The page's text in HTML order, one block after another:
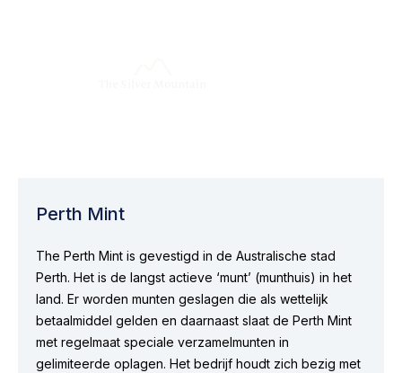
Perth Mint
The Perth Mint is gevestigd in de Australische stad
Perth. Het is de langst actieve ‘munt’ (munthuis) in het
land. Er worden munten geslagen die als wettelijk
betaalmiddel gelden en daarnaast slaat de Perth Mint
met regelmaat speciale verzamelmunten in
gelimiteerde oplagen. Het bedrijf houdt zich bezig met